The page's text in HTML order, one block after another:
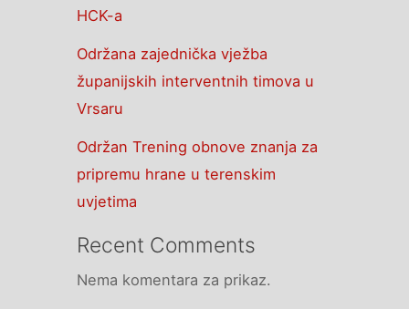
HCK-a
Održana zajednička vježba
županijskih interventnih timova u
Vrsaru
Održan Trening obnove znanja za
pripremu hrane u terenskim
uvjetima
Recent Comments
Nema komentara za prikaz.